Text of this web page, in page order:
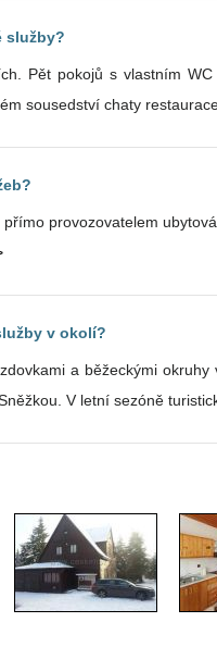
služby?
Pět pokojů s vlastním
sousedství chaty
provozovatelem
v okolí?
a běžeckými
(SKI-TOUR) do areálu v Peci